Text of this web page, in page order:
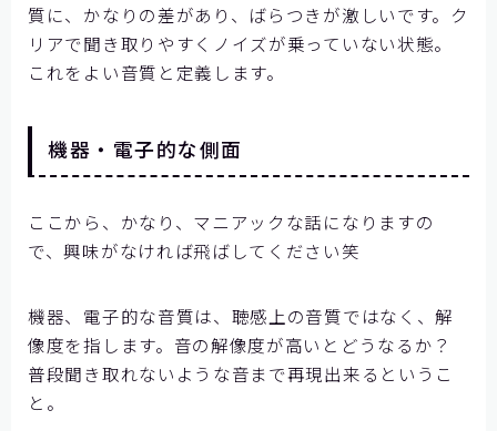
質に、かなりの差があり、ばらつきが激しいです。ク
リアで聞き取りやすくノイズが乗っていない状態。
これをよい音質と定義します。
機器・電子的な側面
ここから、かなり、マニアックな話になりますの
で、興味がなければ飛ばしてください笑
機器、電子的な音質は、聴感上の音質ではなく、解
像度を指します。音の解像度が高いとどうなるか？
普段聞き取れないような音まで再現出来るというこ
と。